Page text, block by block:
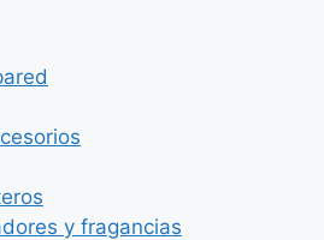
y fragancias